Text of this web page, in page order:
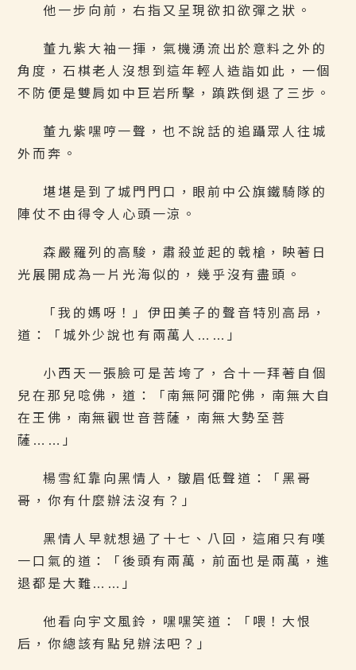
他一步向前，右指又呈現欲扣欲彈之狀。
董九紫大袖一揮，氣機湧流出於意料之外的
角度，石棋老人沒想到這年輕人造詣如此，一個
不防便是雙肩如中巨岩所擊，蹎跌倒退了三步。
董九紫嘿哼一聲，也不說話的追躡眾人往城
外而奔。
堪堪是到了城門門口，眼前中公旗鐵騎隊的
陣仗不由得令人心頭一涼。
森嚴羅列的高駿，肅殺並起的戟槍，映著日
光展開成為一片光海似的，幾乎沒有盡頭。
「我的媽呀！」伊田美子的聲音特別高昂，
道：「城外少說也有兩萬人……」
小西天一張臉可是苦垮了，合十一拜著自個
兒在那兒唸佛，道：「南無阿彌陀佛，南無大自
在王佛，南無觀世音菩薩，南無大勢至菩
薩……」
楊雪紅靠向黑情人，皺眉低聲道：「黑哥
哥，你有什麼辦法沒有？」
黑情人早就想過了十七、八回，這廂只有嘆
一口氣的道：「後頭有兩萬，前面也是兩萬，進
退都是大難……」
他看向宇文風鈴，嘿嘿笑道：「喂！大恨
后，你總該有點兒辦法吧？」